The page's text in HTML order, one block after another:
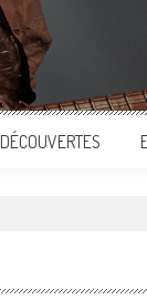
DÉCOUVERTES